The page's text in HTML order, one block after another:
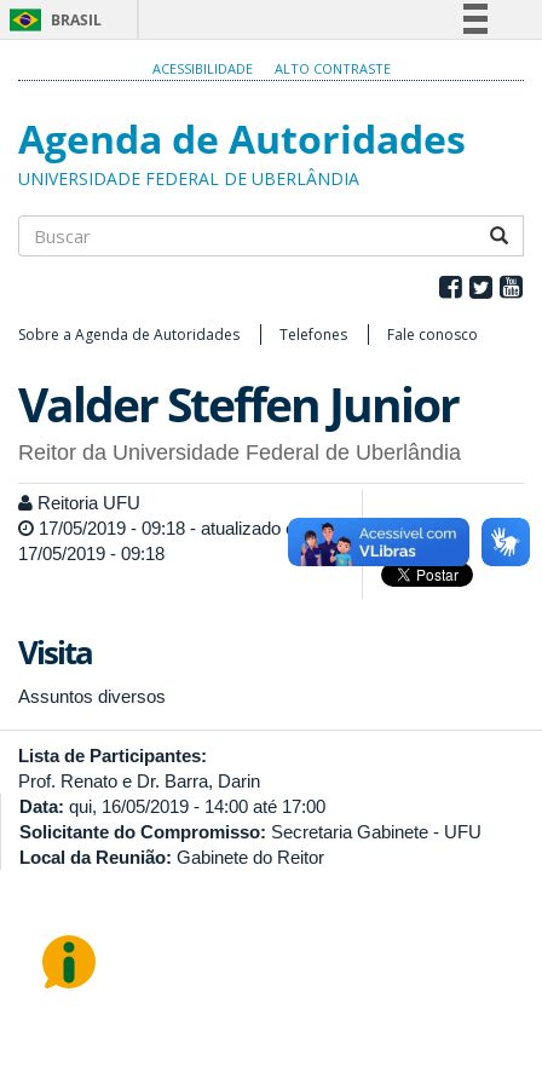
BRASIL
Participe
Acesso à informação
ACESSIBILIDADE ALTO CONTRASTE
Agenda de Autoridades
UNIVERSIDADE FEDERAL DE UBERLÂNDIA
Sobre a Agenda de Autoridades Telefones Fale conosco
Valder Steffen Junior
Reitor da Universidade Federal de Uberlândia
Reitoria UFU
17/05/2019 - 09:18 - atualizado em
17/05/2019 - 09:18
Visita
Assuntos diversos
Lista de Participantes:
Prof. Renato e Dr. Barra, Darin
Data: qui, 16/05/2019 - 14:00 até 17:00
Solicitante do Compromisso: Secretaria Gabinete - UFU
Local da Reunião: Gabinete do Reitor